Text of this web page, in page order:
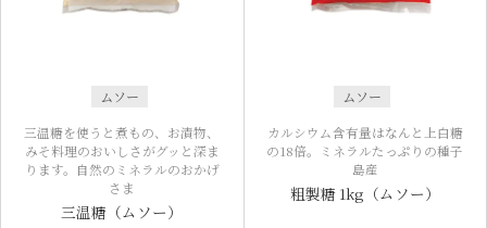
ムソー
三温糖を使うと煮もの、お漬物、
みそ料理のおいしさがグッと深ま
ります。自然のミネラルのおかげ
さま
三温糖（ムソー）
ムソー
カルシウム含有量はなんと上白糖
の18倍。ミネラルたっぷりの種子
島産
粗製糖 1kg（ムソー）